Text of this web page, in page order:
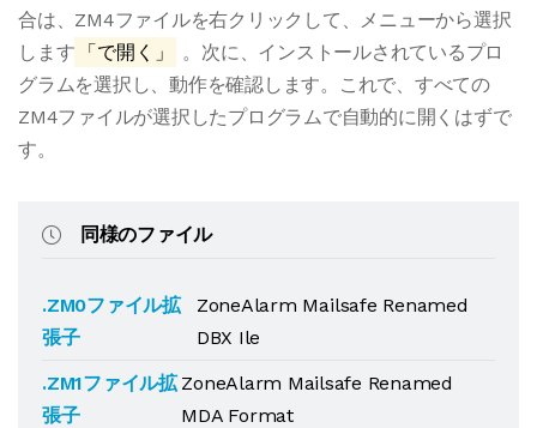
合は、ZM4ファイルを右クリックして、メニューから選択
します
「で開く」
。次に、インストールされているプロ
グラムを選択し、動作を確認します。これで、すべての
ZM4ファイルが選択したプログラムで自動的に開くはずで
す。
同様のファイル
.ZM0ファイル拡
張子
ZoneAlarm Mailsafe Renamed
DBX Ile
.ZM1ファイル拡
張子
ZoneAlarm Mailsafe Renamed
MDA Format